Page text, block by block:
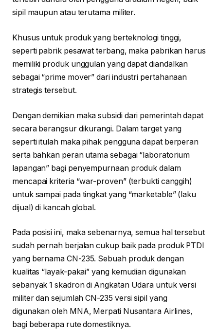
sipil maupun atau terutama militer.
Khusus untuk produk yang berteknologi tinggi,
seperti pabrik pesawat terbang, maka pabrikan harus
memiliki produk unggulan yang dapat diandalkan
sebagai “prime mover” dari industri pertahanaan
strategis tersebut.
Dengan demikian maka subsidi dari pemerintah dapat
secara berangsur dikurangi. Dalam target yang
seperti itulah maka pihak pengguna dapat berperan
serta bahkan peran utama sebagai “laboratorium
lapangan” bagi penyempurnaan produk dalam
mencapai kriteria “war-proven” (terbukti canggih)
untuk sampai pada tingkat yang “marketable” (laku
dijual) di kancah global.
Pada posisi ini, maka sebenarnya, semua hal tersebut
sudah pernah berjalan cukup baik pada produk PTDI
yang bernama CN-235. Sebuah produk dengan
kualitas “layak-pakai” yang kemudian digunakan
sebanyak 1 skadron di Angkatan Udara untuk versi
militer dan sejumlah CN-235 versi sipil yang
digunakan oleh MNA, Merpati Nusantara Airlines,
bagi beberapa rute domestiknya.